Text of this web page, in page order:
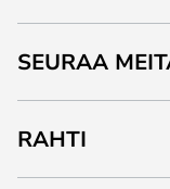
SEURAA
RAHTI